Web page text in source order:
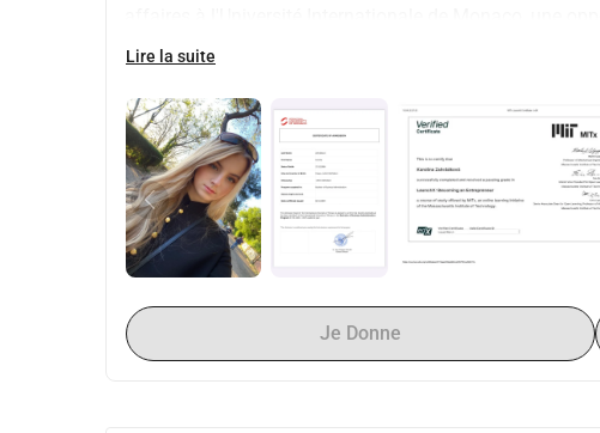
objectifs à long terme, mais que je ne peux pas
valeur pour le monde qui nous entoure. Je crois que
la vie quotidienne des gens et pour aborder de réels
jour ma propre entreprise et de démontrer que
réussi, mais aussi capable de générer un impact
Pourquoi l'Université Internationale de Monaco
J'ai été acceptée dans le programme de Bachelor en
Monaco, une université de commerce reconnue
les affaires. L'université détient des accréditations
Lire la suite
Je Donne